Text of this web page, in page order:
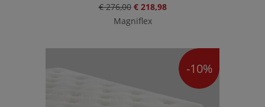
€ 276,00 € 218,98
Magniflex
-10%